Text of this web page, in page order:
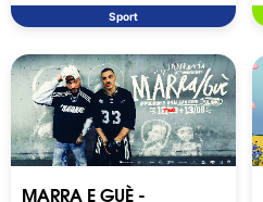
Sport
MARRA E GUÈ -